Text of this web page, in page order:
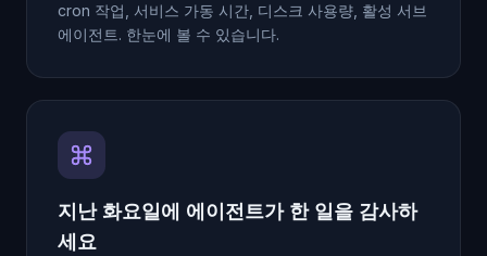
cron 작업, 서비스 가동 시간, 디스크 사용량, 활성 서브
에이전트. 한눈에 볼 수 있습니다.
지난 화요일에 에이전트가 한 일을 감사하
세요